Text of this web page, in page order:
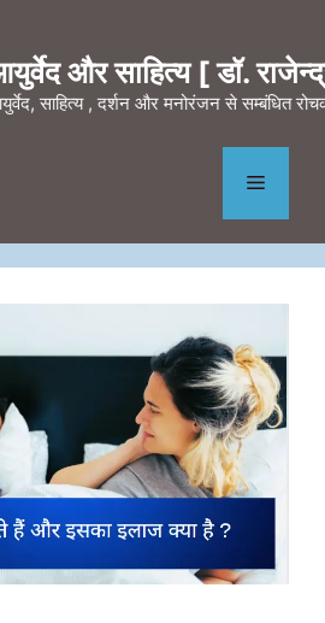
और साहित्य [ डॉ.
साहित्य , दर्शन और मनोरंजन से सम्बंधित
Menu